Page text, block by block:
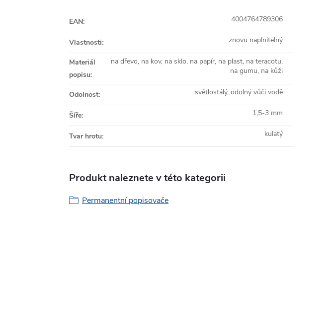
EAN: 4004764789306
Vlastnosti: znovu naplnitelný
Materiál
popisu:
na dřevo, na kov, na sklo, na papír, na plast, na teracotu,
na gumu, na kůži
Odolnost: světlostálý, odolný vůči vodě
Šíře: 1,5-3 mm
Tvar hrotu: kulatý
Produkt naleznete v této kategorii
Permanentní popisovače